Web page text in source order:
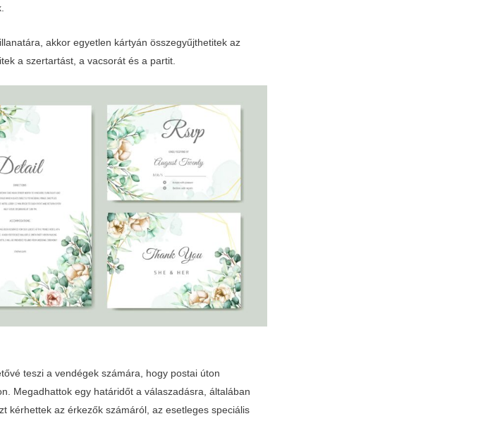
akkor egyetlen kártyán összegyűjthetitek az
a szertartást, a vacsorát és a partit.
teszi a vendégek számára, hogy postai úton
Megadhattok egy határidőt a válaszadásra, általában
kérhettek az érkezők számáról, az esetleges speciális